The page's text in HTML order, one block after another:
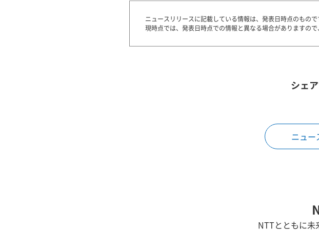
ニュースリリースに記載している情報は、発表日時点のもので
現時点では、発表日時点での情報と異なる場合がありますの
シェ
ニュー
NTTとともに未